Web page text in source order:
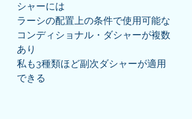
シャーには
ラーシの配置上の条件で使用可能な
コンディショナル・ダシャーが複数
あり
私も3種類ほど副次ダシャーが適用
できる